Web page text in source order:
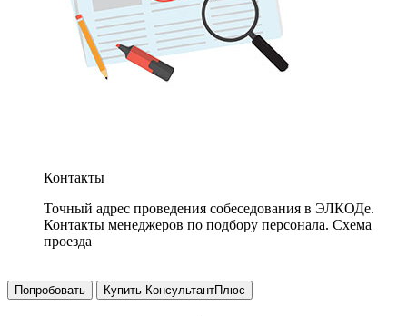
Контакты
Точный адрес проведения собеседования в ЭЛКОДе.
Контакты менеджеров по подбору персонала. Схема
проезда
Попробовать Купить КонсультантПлюс